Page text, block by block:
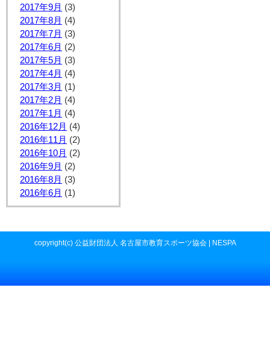
2017年9月 (3)
2017年8月 (4)
2017年7月 (3)
2017年6月 (2)
2017年5月 (3)
2017年4月 (4)
2017年3月 (1)
2017年2月 (4)
2017年1月 (4)
2016年12月 (4)
2016年11月 (2)
2016年10月 (2)
2016年9月 (2)
2016年8月 (3)
2016年6月 (1)
copyright(c) 公益財団法人 名古屋市教育スポーツ協会 | NESPA